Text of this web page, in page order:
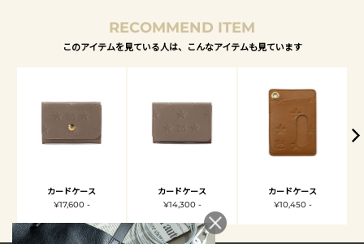
RECOMMEND ITEM
このアイテムを見ている人は、こんなアイテムも見ています
カードケース
¥17,600 -
カードケース
¥14,300 -
カードケース
¥10,450 -